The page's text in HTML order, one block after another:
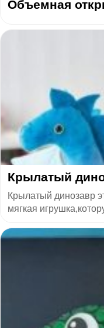
Объемная
Крылатый
Крылатый динозавр
мягкая